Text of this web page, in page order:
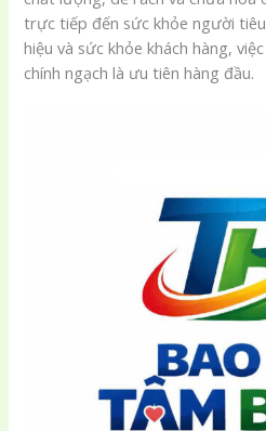
trực tiếp đến sức khỏe người
hiệu và sức khỏe khách hàng,
chính ngạch là ưu tiên hàng đầu.